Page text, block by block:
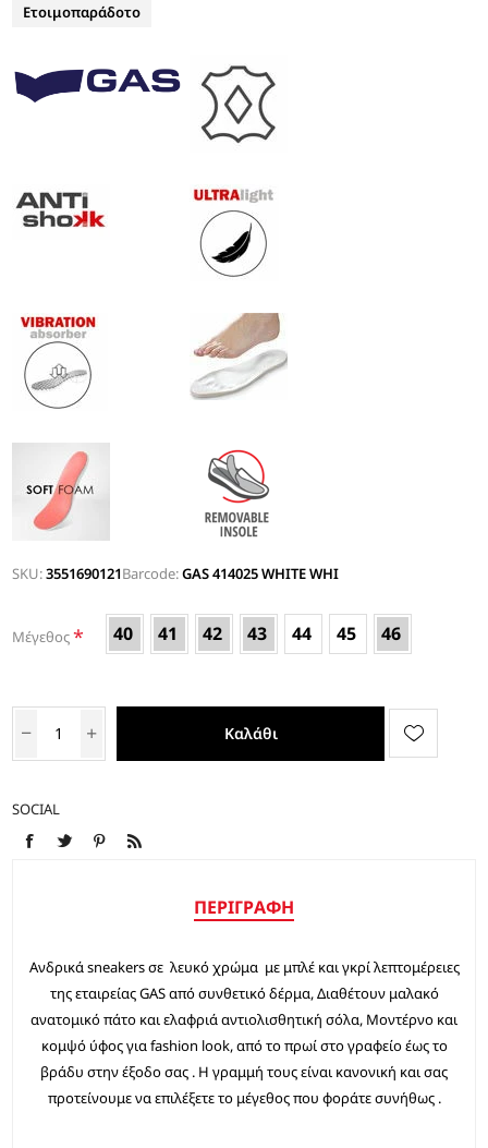
Ετοιμοπαράδοτο
SKU:3551690121Barcode:GAS 414025 WHITE WHI
Μέγεθος* 40 41 42 43 44 45 46
Καλάθι
SOCIAL
ΠΕΡΙΓΡΑΦΉ
Ανδρικά sneakers σε λευκό χρώμα με μπλέ και γκρί λεπτομέρειες
της εταιρείας GAS από συνθετικό δέρμα, Διαθέτουν μαλακό
ανατομικό πάτο και ελαφριά αντιολισθητική σόλα, Μοντέρνο και
κομψό ύφος για fashion look, από το πρωί στο γραφείο έως το
βράδυ στην έξοδο σας . Η γραμμή τους είναι κανονική και σας
προτείνουμε να επιλέξετε το μέγεθος που φοράτε συνήθως .